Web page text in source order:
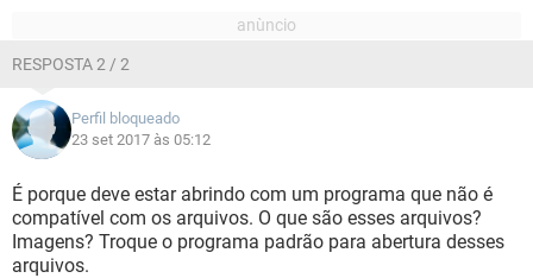
RESPOSTA 2 / 2
Perfil bloqueado
23 set 2017 às 05:12
É porque deve estar abrindo com um programa que não é
compatível com os arquivos. O que são esses arquivos?
Imagens? Troque o programa padrão para abertura desses
arquivos.